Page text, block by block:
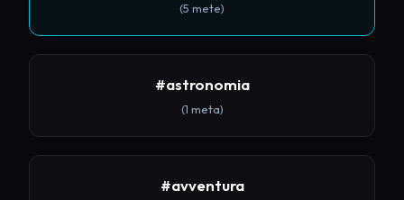
(5 mete)
#astronomia
(1 meta)
#avventura